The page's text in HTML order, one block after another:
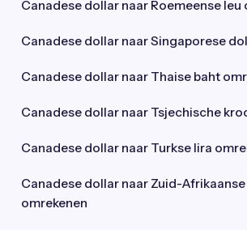
Canadese dollar naar Roemeense leu
Canadese dollar naar Singaporese
Canadese dollar naar Thaise baht
Canadese dollar naar Tsjechische
Canadese dollar naar Turkse lira
Canadese dollar naar Zuid-
omrekenen